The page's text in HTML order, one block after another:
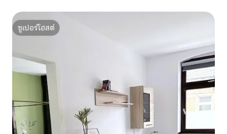
ซูเปอร์โฮสต์
ซูเปอร์โฮสต์